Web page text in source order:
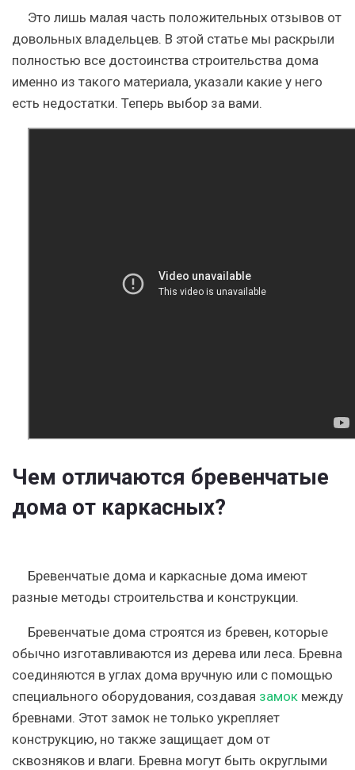
Это лишь малая часть положительных отзывов от
довольных владельцев. В этой статье мы раскрыли
полностью все достоинства строительства дома
именно из такого материала, указали какие у него
есть недостатки. Теперь выбор за вами.
Чем отличаются бревенчатые
дома от каркасных?
Бревенчатые дома и каркасные дома имеют
разные методы строительства и конструкции.
Бревенчатые дома строятся из бревен, которые
обычно изготавливаются из дерева или леса. Бревна
соединяются в углах дома вручную или с помощью
специального оборудования, создавая замок между
бревнами. Этот замок не только укрепляет
конструкцию, но также защищает дом от
сквозняков и влаги. Бревна могут быть округлыми